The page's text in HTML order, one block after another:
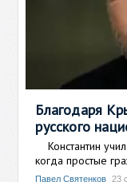
Благодаря
русского
Константин
когда простые
Павел Святенков 23